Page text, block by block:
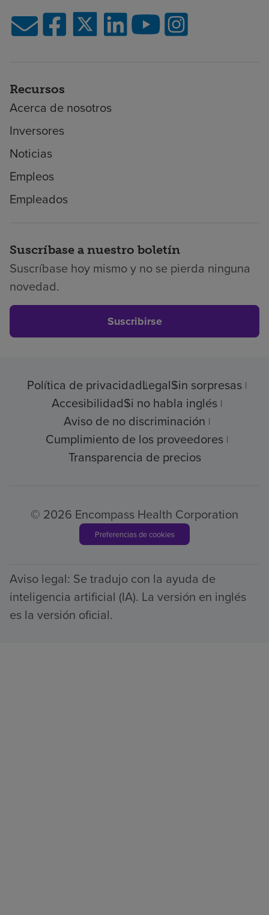
Recursos
Acerca de nosotros
Inversores
Noticias
Empleos
Empleados
Suscríbase a nuestro boletín
Suscríbase hoy mismo y no se pierda ninguna
novedad.
Suscribirse
Política de privacidadLegalSin sorpresas
AccesibilidadSi no habla inglés
Aviso de no discriminación
Cumplimiento de los proveedores
Transparencia de precios
© 2026 Encompass Health Corporation
Preferencias de cookies
Aviso legal: Se tradujo con la ayuda de
inteligencia artificial (IA). La versión en inglés
es la versión oficial.